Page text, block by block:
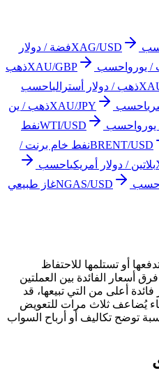
XAG/USDفضة / دولار
يورو احسب XAU/GBPذهب
ذهب / دولار أسترالياحسب
احسب XAU/JPYذهب / ين
احسب WTI/USDنفط
BRENT/USDنفط خام برنت /
بلاتين / دولار أمريكياحسب
NGAS/USDغاز طبيعي
أو تستلمها للاحتفاظ
أسعار الفائدة بين العملتين
أعلى من التي تبيعها، قد
يُضاعف ثلاث مرات للتعويض
توضح تكاليف أو أرباح السواب